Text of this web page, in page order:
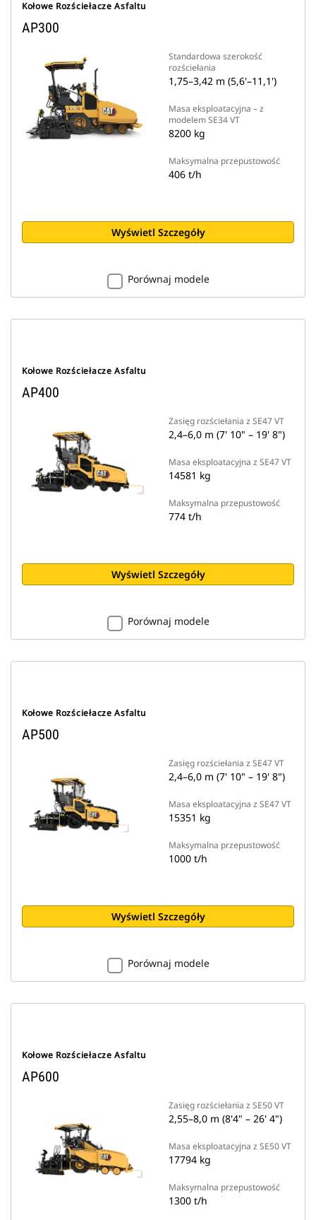
Kołowe Rozściełacze Asfaltu
AP300
Standardowa szerokość
rozściełania
1,75–3,42 m (5,6'–11,1')
Masa eksploatacyjna – z
modelem SE34 VT
8200 kg
Maksymalna przepustowość
406 t/h
Wyświetl Szczegóły
Porównaj modele
Kołowe Rozściełacze Asfaltu
AP400
Zasięg rozściełania z SE47 VT
2,4–6,0 m (7' 10" – 19' 8")
Masa eksploatacyjna z SE47 VT
14581 kg
Maksymalna przepustowość
774 t/h
Wyświetl Szczegóły
Porównaj modele
Kołowe Rozściełacze Asfaltu
AP500
Zasięg rozściełania z SE47 VT
2,4–6,0 m (7' 10" – 19' 8")
Masa eksploatacyjna z SE47 VT
15351 kg
Maksymalna przepustowość
1000 t/h
Wyświetl Szczegóły
Porównaj modele
Kołowe Rozściełacze Asfaltu
AP600
Zasięg rozściełania z SE50 VT
2,55–8,0 m (8'4" – 26' 4")
Masa eksploatacyjna z SE50 VT
17794 kg
Maksymalna przepustowość
1300 t/h